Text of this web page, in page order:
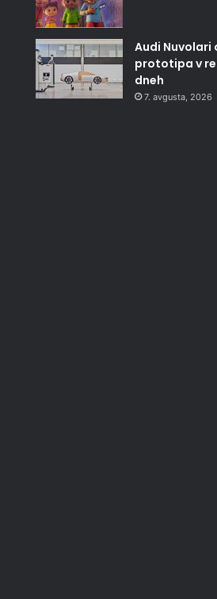
Audi Nuvolari
prototipa v
dneh
7. avgusta, 2026